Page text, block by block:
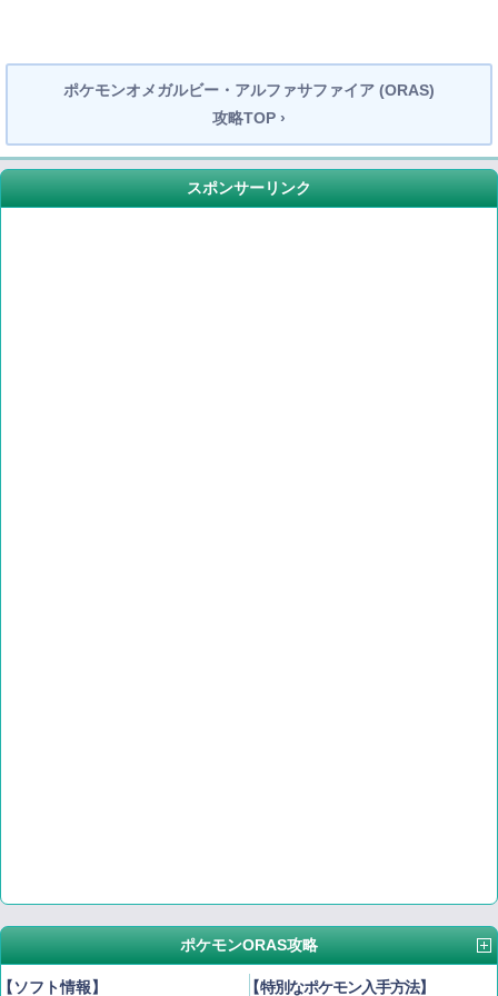
ポケモンオメガルビー・アルファサファイア (ORAS)
攻略TOP ›
スポンサーリンク
ポケモンORAS攻略
ソフト情報】 【特別なポケモン入手方法】